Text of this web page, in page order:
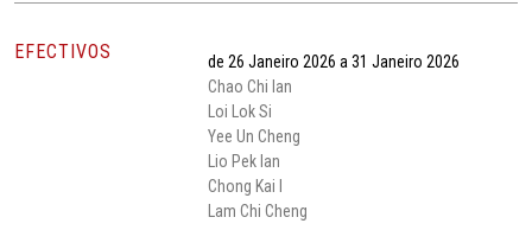
EFECTIVOS
de 26 Janeiro 2026 a 31 Janeiro 2026
Chao Chi Ian
Loi Lok Si
Yee Un Cheng
Lio Pek Ian
Chong Kai I
Lam Chi Cheng